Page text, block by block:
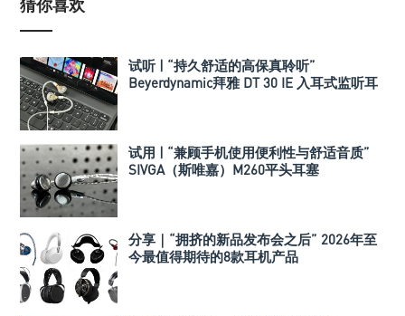
猜你喜欢
试听 | “持久舒适的高保真聆听”
Beyerdynamic拜雅 DT 30 IE 入耳式监听耳
试用 | “兼顾手机使用便利性与舒适音质”
SIVGA（斯唯嘉）M260平头耳塞
分享｜“拥挤的新品发布会之后” 2026年至
今最值得期待的8款耳机产品